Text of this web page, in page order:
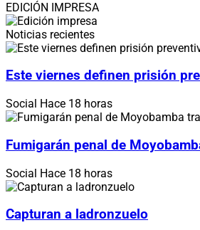
EDICIÓN IMPRESA
Noticias recientes
Este viernes definen prisión
Social Hace 18 horas
Fumigarán penal de
Social Hace 18 horas
Capturan a ladronzuelo